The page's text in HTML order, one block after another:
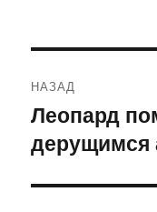
по
записям
НАЗАД
Предыдущая
запись:
Леопард
дерущимся